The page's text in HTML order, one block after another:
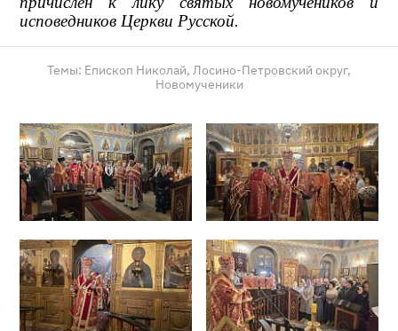
исповедников Церкви Русской.
Темы: Епископ Николай, Лосино-Петровский округ,
Новомученики